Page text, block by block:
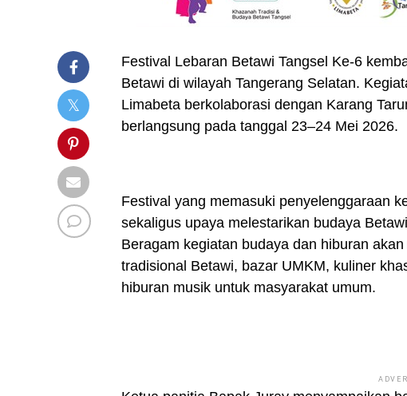
Festival Lebaran Betawi Tangsel Ke-6
Betawi di wilayah Tangerang Selatan.
Limabeta berkolaborasi dengan Karang
berlangsung pada tanggal 23–24 Mei 2026.
Festival yang memasuki penyelenggaraan
sekaligus upaya melestarikan budaya
Beragam kegiatan budaya dan hiburan
tradisional Betawi, bazar UMKM, kuliner
hiburan musik untuk masyarakat umum.